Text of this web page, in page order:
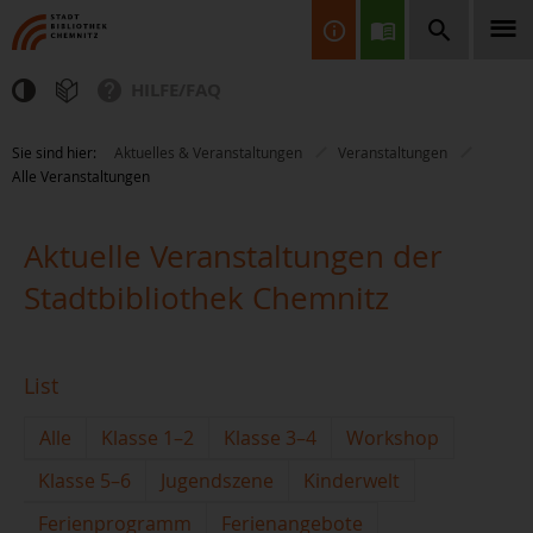
Finden Sie Informationen, Bücher, CDs & DVDs, Spiele, BluRays,
Zeitschriften und vieles mehr...
Sie sind hier: Aktuelles & Veranstaltungen
Veranstaltungen
Alle Veranstaltungen
Aktuelle Veranstaltungen der
Stadtbibliothek Chemnitz
List
Alle Klasse 1–2 Klasse 3–4
Workshop
Klasse 5–6
Jugendszene
Kinderwelt
Ferienprogramm
Ferienangebote